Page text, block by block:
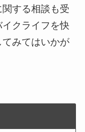
する相談も受
クライフを快
みてはいかが